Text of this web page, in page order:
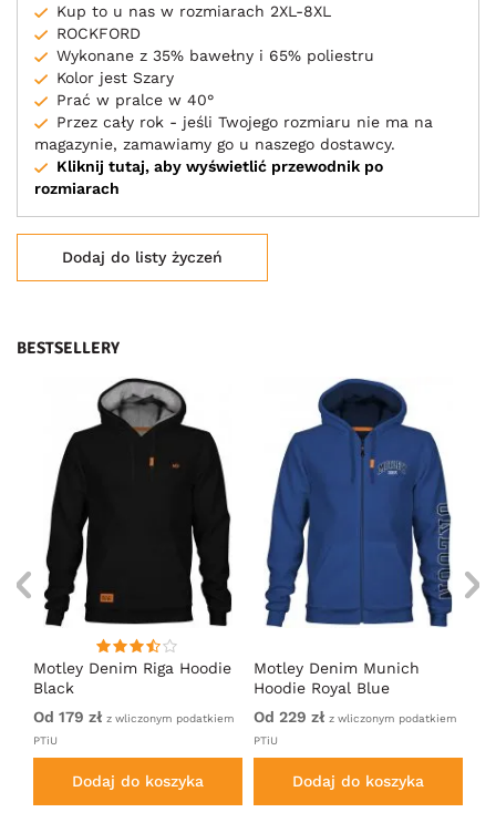
Kup to u nas w rozmiarach 2XL-8XL
ROCKFORD
Wykonane z 35% bawełny i 65% poliestru
Kolor jest Szary
Prać w pralce w 40°
Przez cały rok - jeśli Twojego rozmiaru nie ma na
magazynie, zamawiamy go u naszego dostawcy.
Kliknij tutaj, aby wyświetlić przewodnik po
rozmiarach
Dodaj do listy życzeń
BESTSELLERY
Motley Denim Riga Hoodie
Black
Od 179 zł z wliczonym podatkiem
PTiU
Dodaj do koszyka
Motley Denim Munich
Hoodie Royal Blue
Od 229 zł z wliczonym podatkiem
PTiU
Dodaj do koszyka